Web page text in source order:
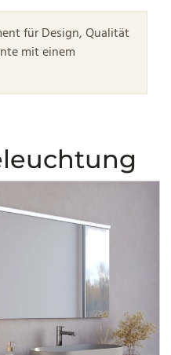
für Design, Qualität
mit einem